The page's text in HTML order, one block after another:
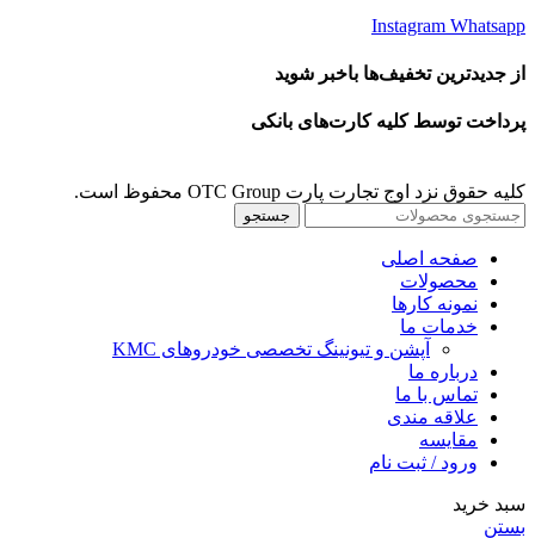
Instagram Whatsapp
از جدیدترین تخفیف‌ها باخبر شوید
پرداخت توسط کلیه کارت‌های بانکی
کلیه حقوق نزد اوج تجارت پارت OTC Group محفوظ است.
جستجو
صفحه اصلی
محصولات
نمونه کارها
خدمات ما
آپشن و تیونینگ تخصصی خودروهای KMC
درباره ما
تماس با ما
علاقه مندی
مقايسه
ورود / ثبت نام
سبد خرید
بستن